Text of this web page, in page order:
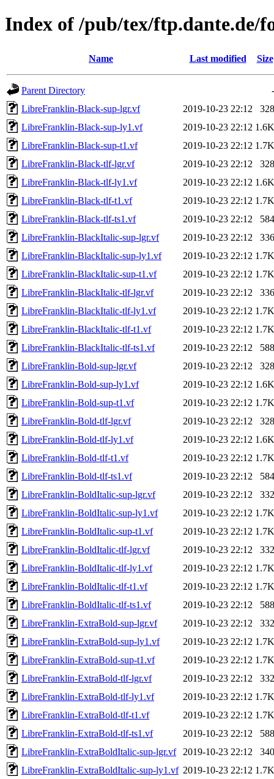
Index of /pub/tex/
Name Last modified Size
Parent Directory
-
LibreFranklin-Black-sup-lgr.vf
2019-10-23 22:12
328
LibreFranklin-Black-sup-ly1.vf
2019-10-23 22:12 1.6K
LibreFranklin-Black-sup-t1.vf
2019-10-23 22:12 1.7K
LibreFranklin-Black-tlf-lgr.vf
2019-10-23 22:12
328
LibreFranklin-Black-tlf-ly1.vf
2019-10-23 22:12 1.6K
LibreFranklin-Black-tlf-t1.vf
2019-10-23 22:12 1.7K
LibreFranklin-Black-tlf-ts1.vf
2019-10-23 22:12
584
LibreFranklin-BlackItalic-sup-lgr.vf
2019-10-23 22:12
336
LibreFranklin-BlackItalic-sup-ly1.vf
2019-10-23 22:12 1.7K
LibreFranklin-BlackItalic-sup-t1.vf
2019-10-23 22:12 1.7K
LibreFranklin-BlackItalic-tlf-lgr.vf
2019-10-23 22:12
336
LibreFranklin-BlackItalic-tlf-ly1.vf
2019-10-23 22:12 1.7K
LibreFranklin-BlackItalic-tlf-t1.vf
2019-10-23 22:12 1.7K
LibreFranklin-BlackItalic-tlf-ts1.vf
2019-10-23 22:12
588
LibreFranklin-Bold-sup-lgr.vf
2019-10-23 22:12
328
LibreFranklin-Bold-sup-ly1.vf
2019-10-23 22:12 1.6K
LibreFranklin-Bold-sup-t1.vf
2019-10-23 22:12 1.7K
LibreFranklin-Bold-tlf-lgr.vf
2019-10-23 22:12
328
LibreFranklin-Bold-tlf-ly1.vf
2019-10-23 22:12 1.6K
LibreFranklin-Bold-tlf-t1.vf
2019-10-23 22:12 1.7K
LibreFranklin-Bold-tlf-ts1.vf
2019-10-23 22:12
584
LibreFranklin-BoldItalic-sup-lgr.vf
2019-10-23 22:12
332
LibreFranklin-BoldItalic-sup-ly1.vf
2019-10-23 22:12 1.7K
LibreFranklin-BoldItalic-sup-t1.vf
2019-10-23 22:12 1.7K
LibreFranklin-BoldItalic-tlf-lgr.vf
2019-10-23 22:12
332
LibreFranklin-BoldItalic-tlf-ly1.vf
2019-10-23 22:12 1.7K
LibreFranklin-BoldItalic-tlf-t1.vf
2019-10-23 22:12 1.7K
LibreFranklin-BoldItalic-tlf-ts1.vf
2019-10-23 22:12
588
LibreFranklin-ExtraBold-sup-lgr.vf
2019-10-23 22:12
332
LibreFranklin-ExtraBold-sup-ly1.vf
2019-10-23 22:12 1.7K
LibreFranklin-ExtraBold-sup-t1.vf
2019-10-23 22:12 1.7K
LibreFranklin-ExtraBold-tlf-lgr.vf
2019-10-23 22:12
332
LibreFranklin-ExtraBold-tlf-ly1.vf
2019-10-23 22:12 1.7K
LibreFranklin-ExtraBold-tlf-t1.vf
2019-10-23 22:12 1.7K
LibreFranklin-ExtraBold-tlf-ts1.vf
2019-10-23 22:12
588
LibreFranklin-ExtraBoldItalic-sup-lgr.vf
2019-10-23 22:12
340
LibreFranklin-ExtraBoldItalic-sup-ly1.vf 2019-10-23 22:12 1.7K